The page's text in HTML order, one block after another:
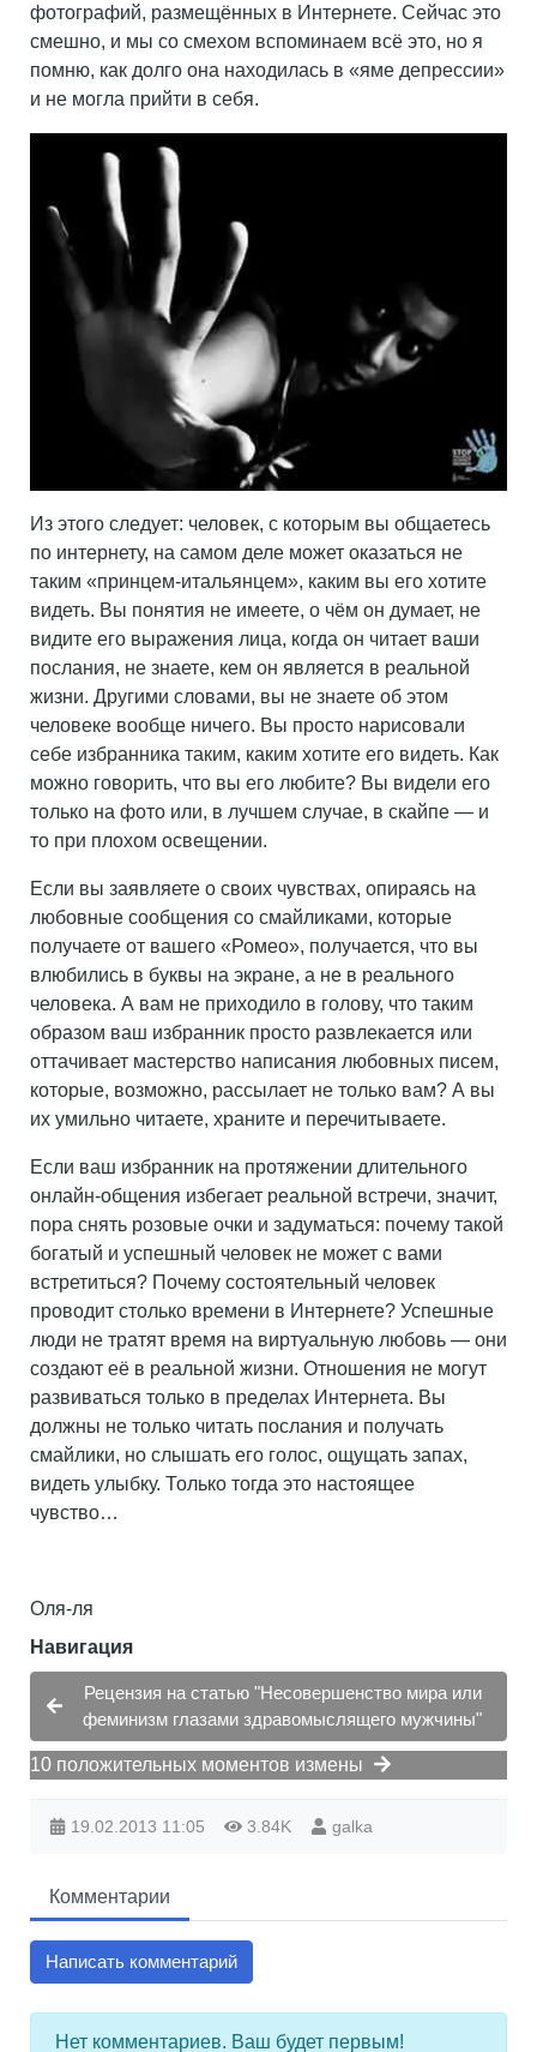
фотографий, размещённых в Интернете. Сейчас это
смешно, и мы со смехом вспоминаем всё это, но я
помню, как долго она находилась в «яме депрессии»
и не могла прийти в себя.
Из этого следует: человек, с которым вы общаетесь
по интернету, на самом деле может оказаться не
таким «принцем-итальянцем», каким вы его хотите
видеть. Вы понятия не имеете, о чём он думает, не
видите его выражения лица, когда он читает ваши
послания, не знаете, кем он является в реальной
жизни. Другими словами, вы не знаете об этом
человеке вообще ничего. Вы просто нарисовали
себе избранника таким, каким хотите его видеть. Как
можно говорить, что вы его любите? Вы видели его
только на фото или, в лучшем случае, в скайпе — и
то при плохом освещении.
Если вы заявляете о своих чувствах, опираясь на
любовные сообщения со смайликами, которые
получаете от вашего «Ромео», получается, что вы
влюбились в буквы на экране, а не в реального
человека. А вам не приходило в голову, что таким
образом ваш избранник просто развлекается или
оттачивает мастерство написания любовных писем,
которые, возможно, рассылает не только вам? А вы
их умильно читаете, храните и перечитываете.
Если ваш избранник на протяжении длительного
онлайн-общения избегает реальной встречи, значит,
пора снять розовые очки и задуматься: почему такой
богатый и успешный человек не может с вами
встретиться? Почему состоятельный человек
проводит столько времени в Интернете? Успешные
люди не тратят время на виртуальную любовь — они
создают её в реальной жизни. Отношения не могут
развиваться только в пределах Интернета. Вы
должны не только читать послания и получать
смайлики, но слышать его голос, ощущать запах,
видеть улыбку. Только тогда это настоящее
чувство…
Оля-ля
Навигация
Рецензия на статью "Несовершенство мира или
феминизм глазами здравомыслящего мужчины"
10 положительных моментов измены
19.02.2013 11:05 3.84K galka
Комментарии
Написать комментарий
Нет комментариев. Ваш будет первым!